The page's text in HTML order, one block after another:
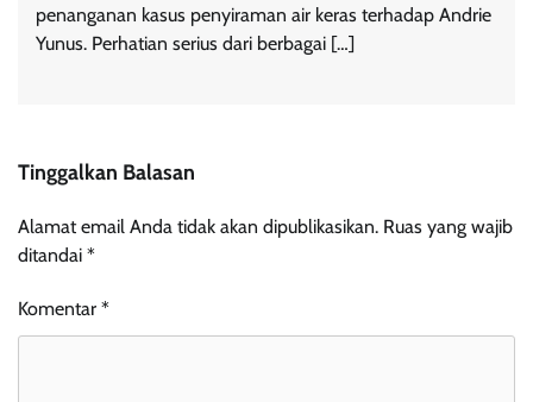
penanganan kasus penyiraman air keras terhadap Andrie
Yunus. Perhatian serius dari berbagai […]
Tinggalkan Balasan
Alamat email Anda tidak akan dipublikasikan. Ruas yang wajib
ditandai *
Komentar *